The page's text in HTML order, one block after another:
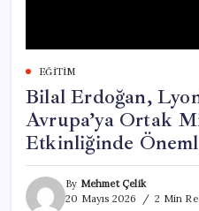
EĞITIM
Bilal Erdoğan,
Avrupa’ya Ortak
Etkinliğinde
By Mehmet Çelik
20 Mayıs 2026
2 Min